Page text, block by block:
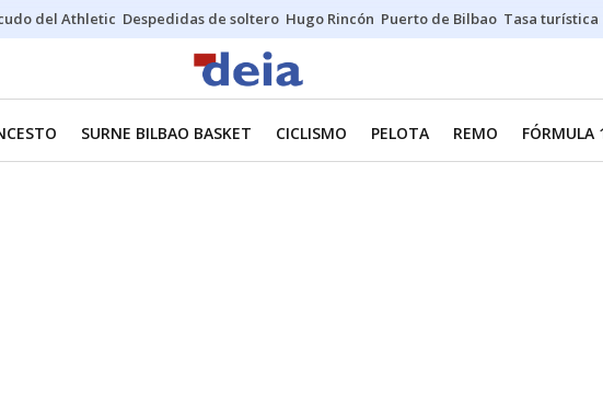
del Athletic Despedidas de soltero Hugo Rincón Puerto de Bilbao Tasa turística
SURNE BILBAO BASKET CICLISMO PELOTA REMO FÓRMULA